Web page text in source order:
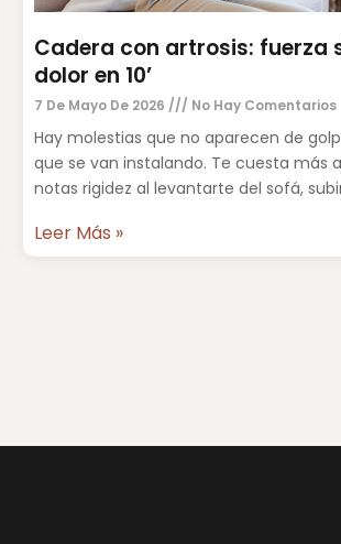
Cadera con artrosis: fuerza
dolor en 10’
7 De Mayo De 2026 No Hay Comentarios
Hay molestias que no aparecen de
que se van instalando. Te cuesta más
notas rigidez al levantarte del sofá,
Leer Más »